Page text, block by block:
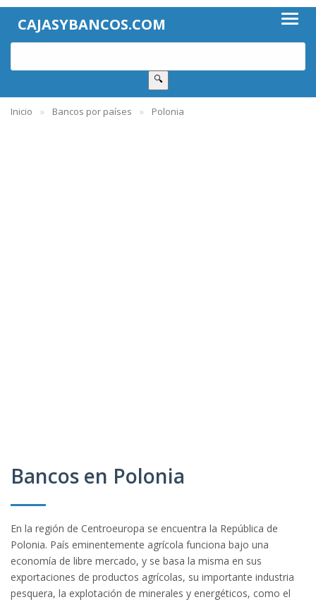
CAJASYBANCOS.COM
🔍
Inicio Bancos por países Polonia
Bancos en Polonia
En la región de Centroeuropa se encuentra la República de
Polonia. País eminentemente agrícola funciona bajo una
economía de libre mercado, y se basa la misma en sus
exportaciones de productos agrícolas, su importante industria
pesquera, la explotación de minerales y energéticos, como el